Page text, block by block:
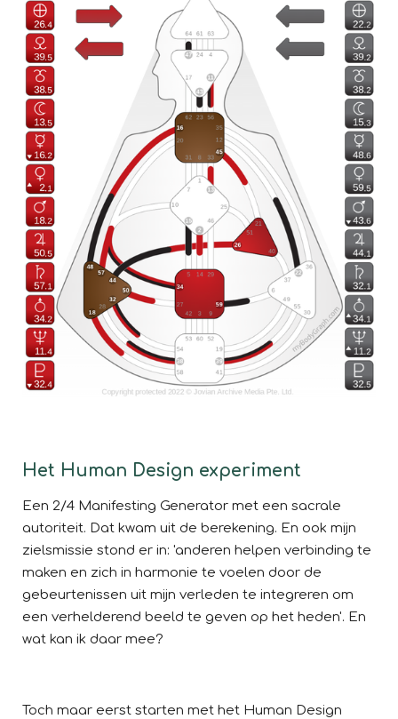
Het Human Design experiment
Een 2/4 Manifesting Generator met een sacrale
autoriteit. Dat kwam uit de berekening. En ook mijn
zielsmissie stond er in: 'anderen helpen verbinding te
maken en zich in harmonie te voelen door de
gebeurtenissen uit mijn verleden te integreren om
een verhelderend beeld te geven op het heden'. En
wat kan ik daar mee?
Toch maar eerst starten met het Human Design